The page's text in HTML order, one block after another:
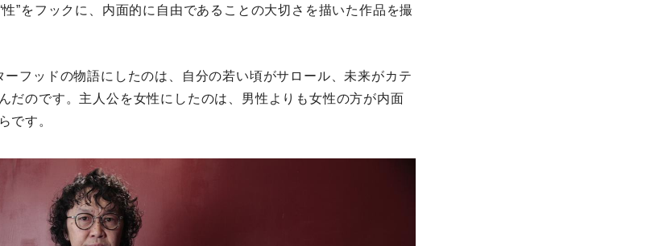
”をフックに、内面的に自由であることの大切さを描いた作品を撮
フッドの物語にしたのは、自分の若い頃がサロール、未来がカテ
だのです。主人公を女性にしたのは、男性よりも女性の方が内面
です。